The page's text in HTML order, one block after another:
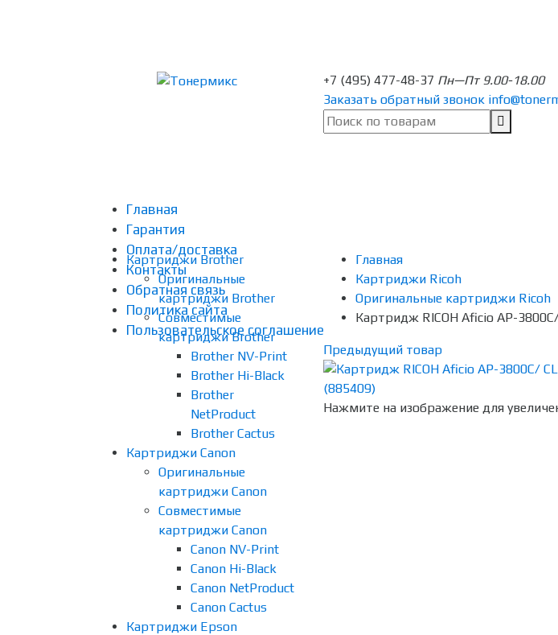
+7 (495) 477-48-37 Пн—Пт 9.00-18.00
Заказать обратный звонок
Главная
Гарантия
Оплата/доставка
Контакты
Обратная связь
Политика сайта
Пользовательское соглашение
Картриджи Brother
Оригинальные
картриджи Brother
Совместимые
картриджи Brother
Brother NV-Print
Brother Hi-Black
Brother
NetProduct
Brother Cactus
Картриджи Canon
Оригинальные
картриджи Canon
Совместимые
картриджи Canon
Canon NV-Print
Canon Hi-Black
Canon NetProduct
Canon Cactus
Картриджи Epson
Главная
Картриджи Ricoh
Оригинальные картриджи Ricoh
Картридж RICOH Aficio AP-
Предыдущий товар
Нажмите на изображение для